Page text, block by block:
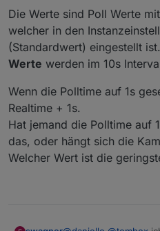
Die Werte sind Poll Werte
welcher in den
(Standardwert) eingestellt
Werte werden im 10s
Wenn die Polltime auf 1s
Realtime + 1s.
Hat jemand die Polltime auf
das, oder hängt sich die
Welcher Wert ist die